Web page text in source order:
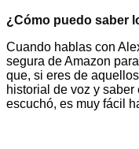
¿Cómo puedo saber
Cuando hablas con
segura de Amazon
que, si eres de
historial de voz y
escuchó, es muy fácil